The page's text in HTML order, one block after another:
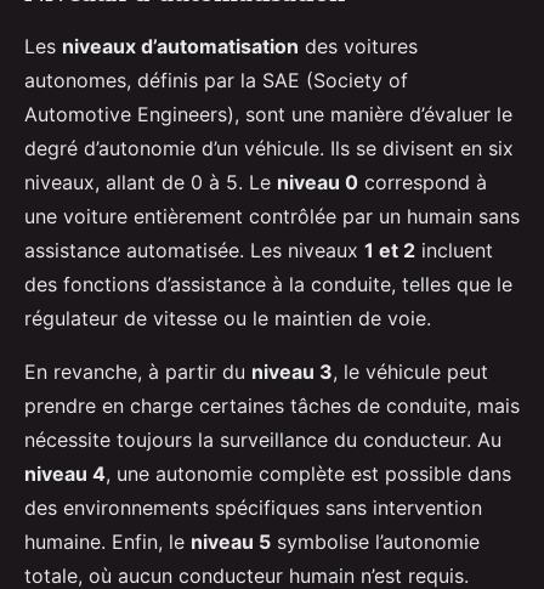
Les niveaux d’automatisation des voitures
autonomes, définis par la SAE (Society of
Automotive Engineers), sont une manière d’évaluer le
degré d’autonomie d’un véhicule. Ils se divisent en six
niveaux, allant de 0 à 5. Le niveau 0 correspond à
une voiture entièrement contrôlée par un humain sans
assistance automatisée. Les niveaux 1 et 2 incluent
des fonctions d’assistance à la conduite, telles que le
régulateur de vitesse ou le maintien de voie.
En revanche, à partir du niveau 3, le véhicule peut
prendre en charge certaines tâches de conduite, mais
nécessite toujours la surveillance du conducteur. Au
niveau 4, une autonomie complète est possible dans
des environnements spécifiques sans intervention
humaine. Enfin, le niveau 5 symbolise l’autonomie
totale, où aucun conducteur humain n’est requis.